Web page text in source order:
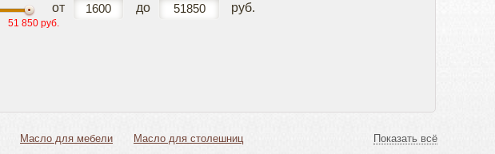
51 850 руб.
от до руб.
Масло для мебели Масло для столешниц Показать всё